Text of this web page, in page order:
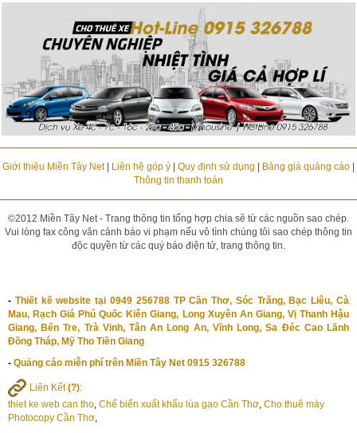
Giới thiệu Miền Tây Net| Liên hệ góp ý| Quy định sử dụng Bảng giá quảng cáo|
Thông tin thanh toán
©2012 Miền Tây Net - Trang thông tin tổng hợp chia sẽ từ các nguồn sao chép.
Vui lòng fax công văn cảnh báo vi phạm nếu vô tình chúng tôi sao chép thông tin
độc quyền từ các quý báo điện tử, trang thông tin.
- Thiết kế website tại 0949 256788 TP Cần Thơ, Sóc Trăng, Bạc Liêu, Cà
Mau, Rạch Giá Phú Quốc Kiên Giang, Long Xuyên An Giang, Vị Thanh Hậu
Giang, Bến Tre, Trà Vinh, Tân An Long An, Vĩnh Long, Sa Đéc Cao Lãnh
Đồng Tháp, Mỹ Tho Tiền Giang
- Quảng cáo miễn phí trên Miền Tây Net 0915 326788
Liên Kết(?):
thiet ke web can tho, Chế biến xuất khẩu lúa gạo Cần Thơ, Cho thuê máy
Photocopy Cần Thơ,